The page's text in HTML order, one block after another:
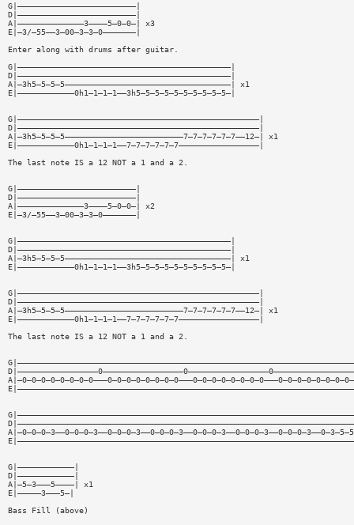
G|—————————————————————————|
D|—————————————————————————|
A|——————————————3————5—0—0—| x3
E|—3/—55——3—00—3—3—0———————|
Enter along with drums after guitar.
G|—————————————————————————————————————————————|
D|—————————————————————————————————————————————|
A|—3h5—5—5—5———————————————————————————————————| x1
E|————————————0h1—1—1—1——3h5—5—5—5—5—5—5—5—5—5—|
G|———————————————————————————————————————————————————|
D|———————————————————————————————————————————————————|
A|—3h5—5—5—5—————————————————————————7—7—7—7—7—7——12—| x1
E|————————————0h1—1—1—1——7—7—7—7—7—7—————————————————|
The last note IS a 12 NOT a 1 and a 2.
G|—————————————————————————|
D|—————————————————————————|
A|——————————————3————5—0—0—| x2
E|—3/—55——3—00—3—3—0———————|
G|—————————————————————————————————————————————|
D|—————————————————————————————————————————————|
A|—3h5—5—5—5———————————————————————————————————| x1
E|————————————0h1—1—1—1——3h5—5—5—5—5—5—5—5—5—5—|
G|———————————————————————————————————————————————————|
D|———————————————————————————————————————————————————|
A|—3h5—5—5—5—————————————————————————7—7—7—7—7—7——12—| x1
E|————————————0h1—1—1—1——7—7—7—7—7—7—————————————————|
The last note IS a 12 NOT a 1 and a 2.
G|————————————|
D|————————————|
A|—5—3———5————| x1
E|—————3———5—|
Bass Fill (above)